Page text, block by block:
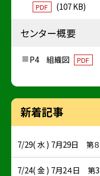
PDF (107 KB)
センター概要
P4 組織図 PDF
新着記事
7/29( 水 ) 7月29日 第
7/24( 金 ) 7月2４日 第